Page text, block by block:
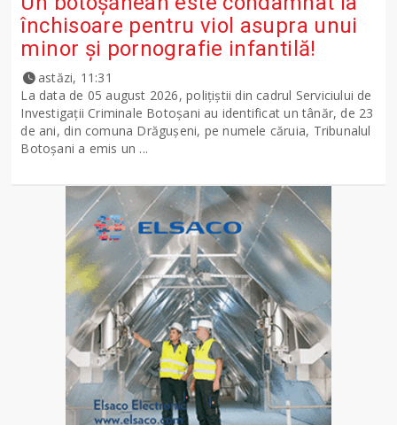
închisoare pentru viol asupra unui
minor și pornografie infantilă!
astăzi, 11:31
La data de 05 august 2026, polițiștii din cadrul Serviciului de
Investigații Criminale Botoșani au identificat un tânăr, de 23
de ani, din comuna Drăgușeni, pe numele căruia, Tribunalul
Botoșani a emis un ...